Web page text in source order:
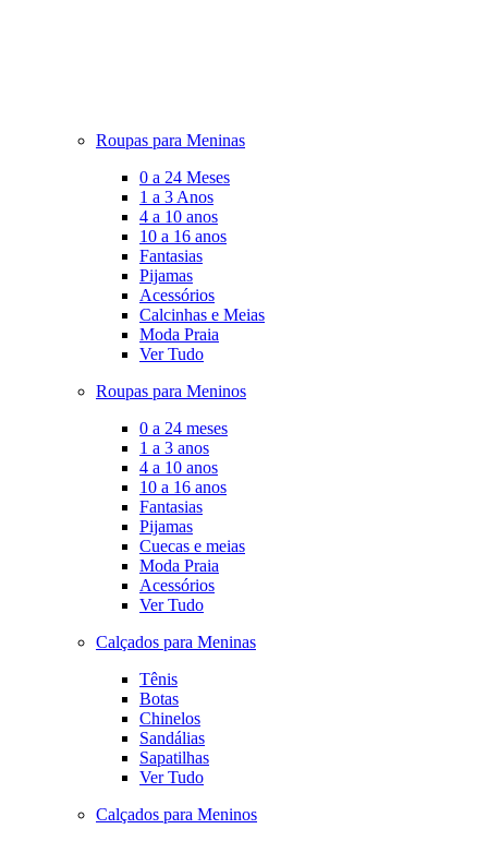
Roupas para Meninas
0 a 24 Meses
1 a 3 Anos
4 a 10 anos
10 a 16 anos
Fantasias
Pijamas
Acessórios
Calcinhas e Meias
Moda Praia
Ver Tudo
Roupas para Meninos
0 a 24 meses
1 a 3 anos
4 a 10 anos
10 a 16 anos
Fantasias
Pijamas
Cuecas e meias
Moda Praia
Acessórios
Ver Tudo
Calçados para Meninas
Tênis
Botas
Chinelos
Sandálias
Sapatilhas
Ver Tudo
Calçados para Meninos